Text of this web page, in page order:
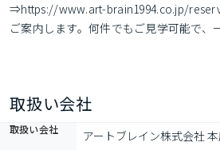
⇒https://www.art-brain1994.co.jp/
ご案内します。何件でもご見学可能で、
取扱い会社
取扱い会社 アートブレイン株式会社